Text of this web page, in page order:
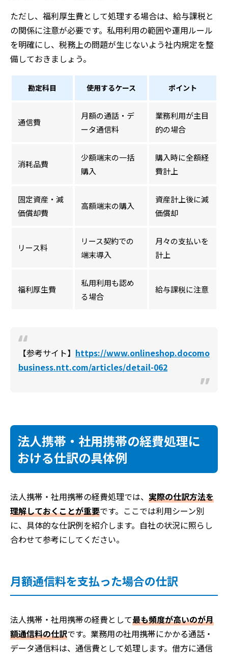
ただし、福利厚生費として処理する場合は、給与課税と
の関係に注意が必要です。私用利用の範囲や運用ルール
を明確にし、税務上の問題が生じないよう社内規定を整
備しておきましょう。
勘定科目 使用するケース ポイント
通信費
月額の通話・デ
ータ通信料
業務利用が主目
的の場合
消耗品費
少額端末の一括
購入
購入時に全額経
費計上
固定資産・減
価償却費
高額端末の購入
資産計上後に減
価償却
リース料
リース契約での
端末導入
月々の支払いを
計上
福利厚生費
私用利用も認め
る場合
給与課税に注意
【参考サイト】 https://www.onlineshop.docomo
business.ntt.com/articles/detail-062
法人携帯・社用携帯の経費処理に
おける仕訳の具体例
法人携帯・社用携帯の経費処理では、 実際の仕訳方法を
理解しておくことが重要です。ここでは利用シーン別
に、具体的な仕訳例を紹介します。自社の状況に照らし
合わせて参考にしてください。
月額通信料を支払った場合の仕訳
法人携帯・社用携帯の経費として最も頻度が高いのが月
額通信料の仕訳です。業務用の社用携帯にかかる通話・
データ通信料は、通信費として処理します。借方に通信